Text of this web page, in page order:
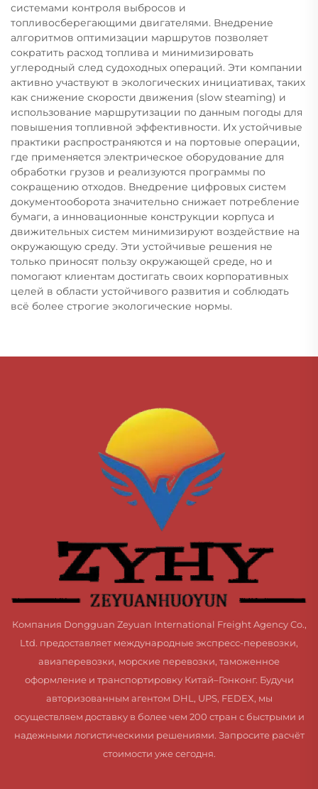
системами контроля выбросов и
топливосберегающими двигателями. Внедрение
алгоритмов оптимизации маршрутов позволяет
сократить расход топлива и минимизировать
углеродный след судоходных операций. Эти компании
активно участвуют в экологических инициативах, таких
как снижение скорости движения (slow steaming) и
использование маршрутизации по данным погоды для
повышения топливной эффективности. Их устойчивые
практики распространяются и на портовые операции,
где применяется электрическое оборудование для
обработки грузов и реализуются программы по
сокращению отходов. Внедрение цифровых систем
документооборота значительно снижает потребление
бумаги, а инновационные конструкции корпуса и
движительных систем минимизируют воздействие на
окружающую среду. Эти устойчивые решения не
только приносят пользу окружающей среде, но и
помогают клиентам достигать своих корпоративных
целей в области устойчивого развития и соблюдать
всё более строгие экологические нормы.
Компания Dongguan Zeyuan International Freight Agency Co.,
Ltd. предоставляет международные экспресс-перевозки,
авиаперевозки, морские перевозки, таможенное
оформление и транспортировку Китай–Гонконг. Будучи
авторизованным агентом DHL, UPS, FEDEX, мы
осуществляем доставку в более чем 200 стран с быстрыми и
надежными логистическими решениями. Запросите расчёт
стоимости уже сегодня.